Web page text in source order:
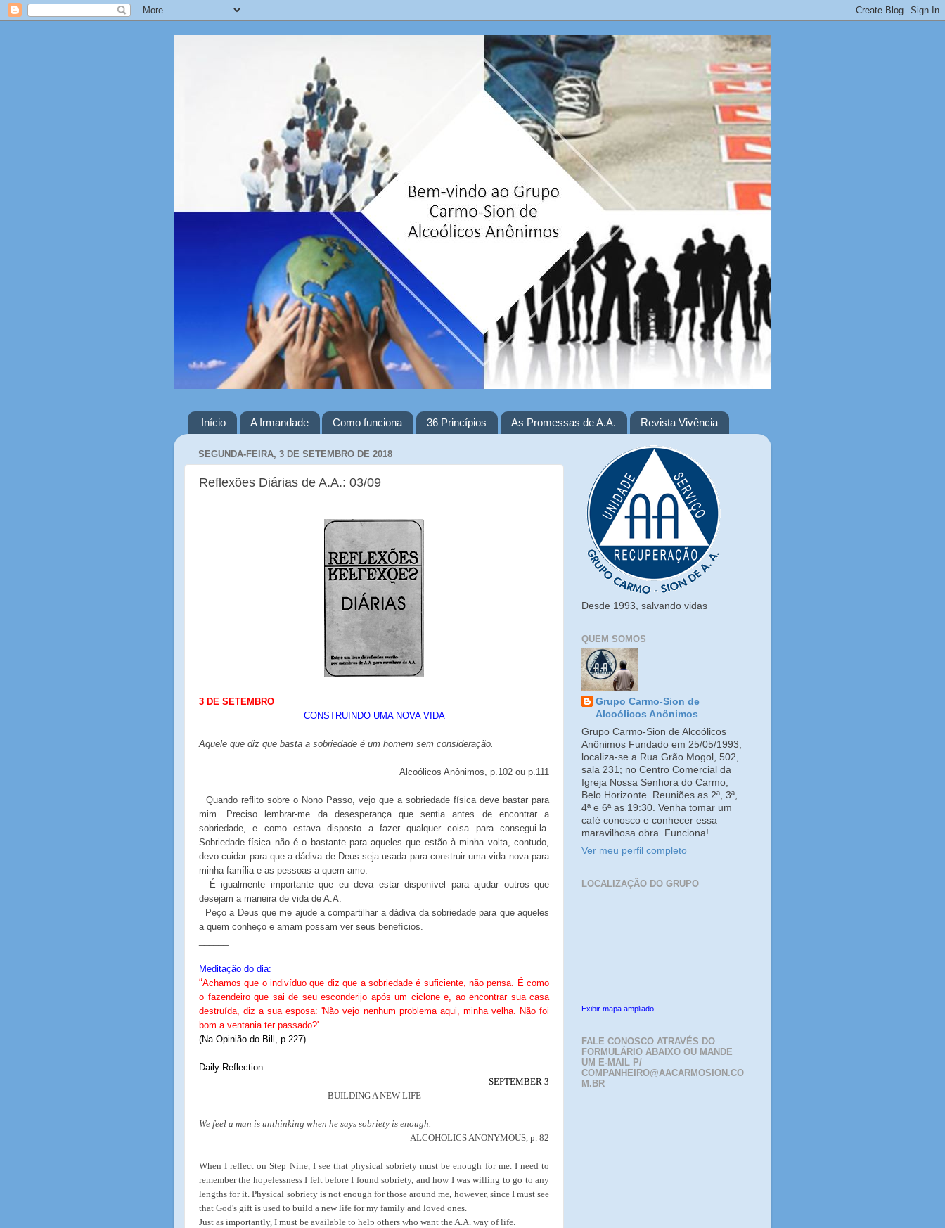
Início A Irmandade Como funciona 36 Princípios As Promessas de A.A. Revista Vivência
SEGUNDA-FEIRA, 3 DE SETEMBRO DE 2018
Reflexões Diárias de A.A.: 03/09
3 DE SETEMBRO
CONSTRUINDO UMA NOVA VIDA
Aquele que diz que basta a sobriedade é um homem sem consideração.
Alcoólicos Anônimos, p.102 ou p.111
Quando reflito sobre o Nono Passo, vejo que a sobriedade física deve bastar para
mim. Preciso lembrar-me da desesperança que sentia antes de encontrar a
sobriedade, e como estava disposto a fazer qualquer coisa para consegui-la.
Sobriedade física não é o bastante para aqueles que estão à minha volta, contudo,
devo cuidar para que a dádiva de Deus seja usada para construir uma vida nova para
minha família e as pessoas a quem amo.
É igualmente importante que eu deva estar disponível para ajudar outros que
desejam a maneira de vida de A.A.
Peço a Deus que me ajude a compartilhar a dádiva da sobriedade para que aqueles
a quem conheço e amam possam ver seus benefícios.
Meditação do dia:
“Achamos que o indivíduo que diz que a sobriedade é suficiente, não pensa. É como
o fazendeiro que sai de seu esconderijo após um ciclone e, ao encontrar sua casa
destruída, diz a sua esposa: 'Não vejo nenhum problema aqui, minha velha. Não foi
bom a ventania ter passado?'
(Na Opinião do Bill, p.227)
Daily Reflection
SEPTEMBER 3
BUILDING A NEW LIFE
We feel a man is unthinking when he says sobriety is enough.
ALCOHOLICS ANONYMOUS, p. 82
When I reflect on Step Nine, I see that physical sobriety must be enough for me. I need to
remember the hopelessness I felt before I found sobriety, and how I was willing to go to any
lengths for it. Physical sobriety is not enough for those around me, however, since I must see
that God's gift is used to build a new life for my family and loved ones.
Just as importantly, I must be available to help others who want the A.A. way of life.
Desde 1993, salvando vidas
QUEM SOMOS
Grupo Carmo-Sion de
Alcoólicos Anônimos
Grupo Carmo-Sion de Alcoólicos
Anônimos Fundado em 25/05/1993,
localiza-se a Rua Grão Mogol, 502,
sala 231; no Centro Comercial da
Igreja Nossa Senhora do Carmo,
Belo Horizonte. Reuniões as 2ª, 3ª,
4ª e 6ª as 19:30. Venha tomar um
café conosco e conhecer essa
maravilhosa obra. Funciona!
Ver meu perfil completo
LOCALIZAÇÃO DO GRUPO
Exibir mapa ampliado
FALE CONOSCO ATRAVÉS DO
FORMULÁRIO ABAIXO OU MANDE
UM E-MAIL P/
COMPANHEIRO@AACARMOSION.CO
M.BR